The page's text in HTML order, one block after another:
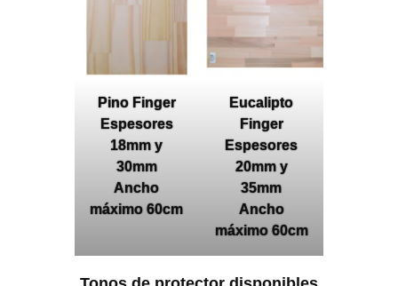
Pino Finger
Espesores
18mm y
30mm
Ancho
máximo 60cm
Eucalipto
Finger
Espesores
20mm y
35mm
Ancho
máximo 60cm